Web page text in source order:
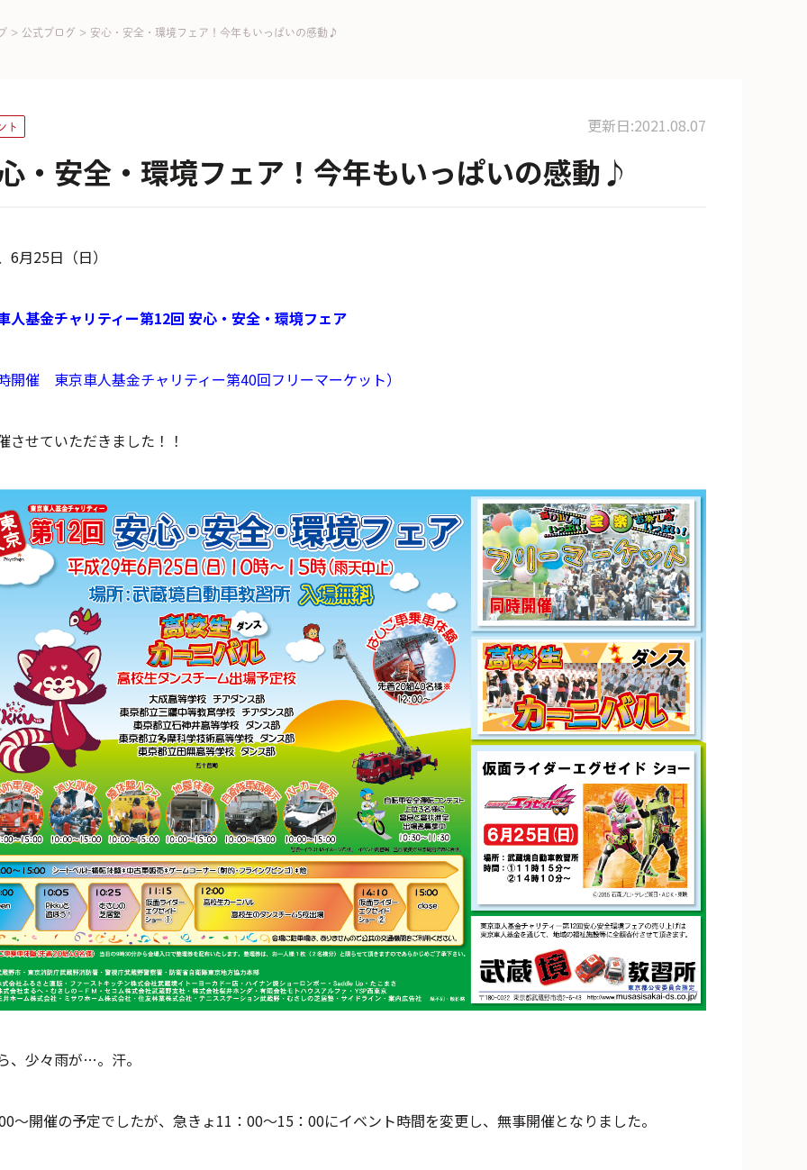
> 公式ブログ > 安心・安全・環境フェア！今年もいっぱいの感動♪
ト 更新日:2021.08.07
・安全・環境フェア！今年もいっぱいの感動♪
6月25日（日）
人基金チャリティー第12回 安心・安全・環境フェア
開催 東京車人基金チャリティー第40回フリーマーケット）
させていただきました！！
、少々雨が…。汗。
～開催の予定でしたが、急きょ11：00～15：00にイベント時間を変更し、無事開催となりました。